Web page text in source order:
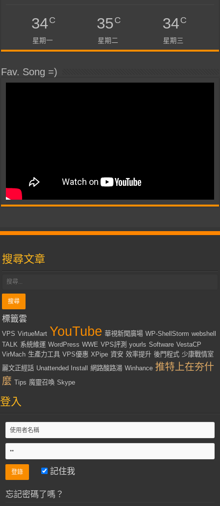
34C
星期一
35C
星期二
34C
星期三
Fav. Song =)
搜尋文章
標籤雲
VPS VirtueMart YouTube 華視新聞廣場 WP-ShellStorm webshell
TALK 系統維運 WordPress WWE VPS評測 yourls Software VestaCP
VirMach 生產力工具 VPS優惠 XPipe 資安 效率提升 後門程式 少康戰情室
麗文正經話 Unattended Install 網路酸路湯 Winhance 推特上在夯什
麼 Tips 魔靈召喚 Skype
登入
記住我
忘記密碼了嗎？